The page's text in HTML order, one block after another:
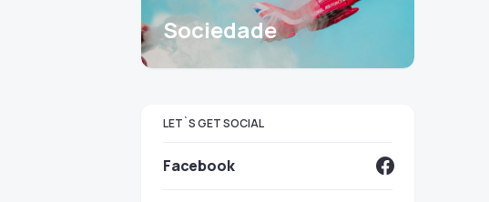
Sociedade
LET`S GET SOCIAL
Facebook